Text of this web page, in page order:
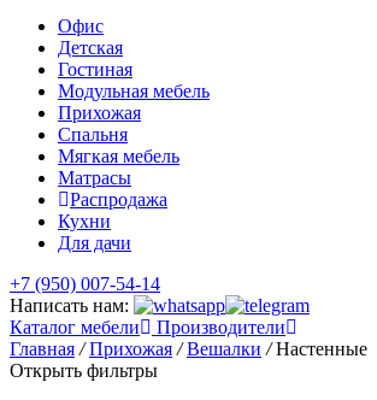
Офис
Детская
Гостиная
Модульная мебель
Прихожая
Спальня
Мягкая мебель
Матрасы
Распродажа
Кухни
Для дачи
+7 (950) 007-54-14
Написать нам:
Каталог мебели
Производители
Главная / Прихожая / Вешалки / Настенные
Открыть фильтры